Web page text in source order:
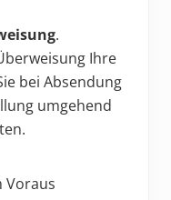
.
Ihre
bei Absendung
umgehend
Voraus